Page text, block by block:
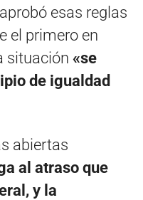
esas reglas
el primero en
situación «se
de igualdad
abiertas
al atraso que
y la